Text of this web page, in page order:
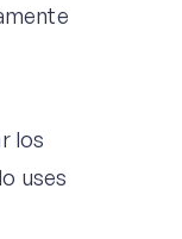
los
uses